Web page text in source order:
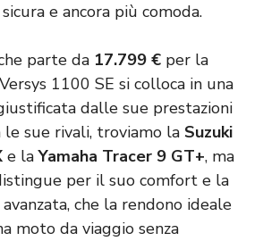
e ancora più comoda.
parte da 17.799 € per la
1100 SE si colloca in una
dalle sue prestazioni
le sue rivali, troviamo la Suzuki
e laYamaha Tracer 9 GT+, ma
per il suo comfort e la
che la rendono ideale
moto da viaggio senza